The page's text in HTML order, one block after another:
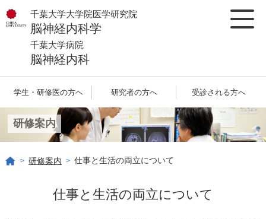
千葉大学大学院医学研究院
脳神経内科学
千葉大学病院
脳神経内科
学生・研修医の方へ 研究者の方へ 受診される方へ
研修案内
> 研修案内 > 仕事と生活の両立について
仕事と生活の両立について